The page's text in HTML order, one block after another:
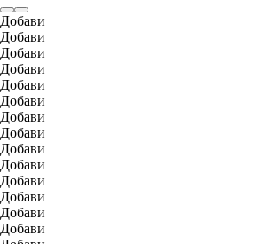
Добави
Добави
Добави
Добави
Добави
Добави
Добави
Добави
Добави
Добави
Добави
Добави
Добави
Добави